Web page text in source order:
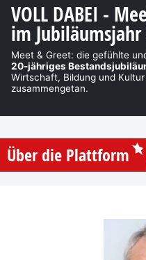
VOLL DABEI -
im Jubiläumsjahr
Meet & Greet: die gefühlte
20-jähriges
Wirtschaft, Bildung und
zusammengetan.
Über die Plattform